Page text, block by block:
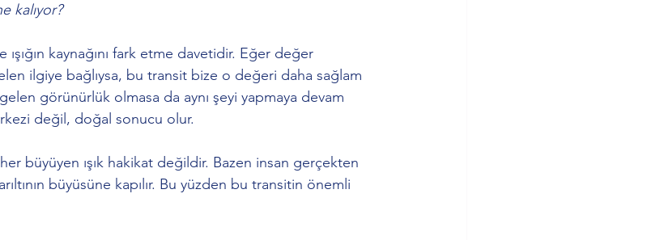
kalıyor?
kaynağını fark etme davetidir. Eğer değer
ilgiye bağlıysa, bu transit bize o değeri daha sağlam
görünürlük olmasa da aynı şeyi yapmaya devam
değil, doğal sonucu olur.
büyüyen ışık hakikat değildir. Bazen insan gerçekten
büyüsüne kapılır. Bu yüzden bu transitin önemli